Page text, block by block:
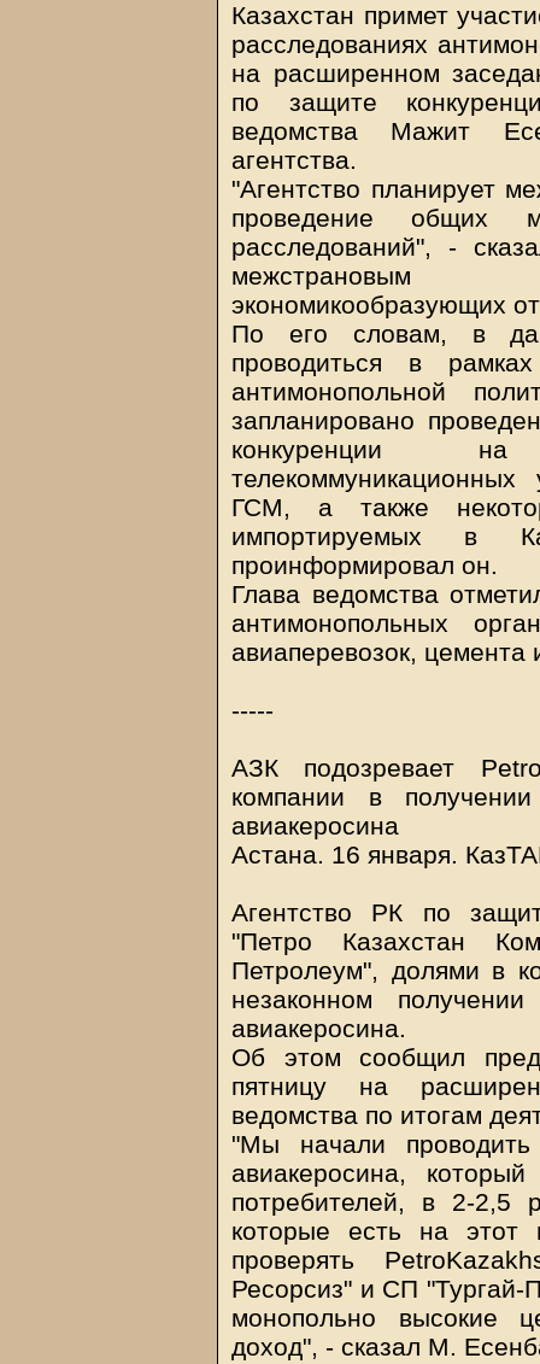
Казахстан примет
расследованиях
на расширенном
по защите
ведомства Мажит
агентства.
"Агентство планирует
проведение общих
расследований", -
межстрановым
экономикообразующих
По его словам, в
проводиться в
антимонопольной
запланировано
конкуренции на
ГСМ, а также
импортируемых в
проинформировал он.
Глава ведомства
антимонопольных
авиаперевозок, цемента
-----
АЗК подозревает
компании в
авиакеросина
Астана. 16 января.
Агентство РК по
"Петро Казахстан
Петролеум", долями в
незаконном
авиакеросина.
Об этом сообщил
пятницу на
ведомства по итогам
"Мы начали
авиакеросина,
потребителей, в 2-
которые есть на
проверять
Ресорсиз" и СП "Тургай-
монопольно высокие
доход", - сказал М.